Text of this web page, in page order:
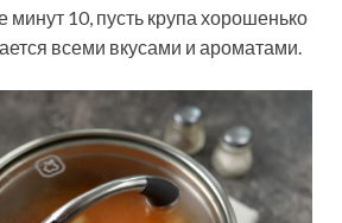
минут 10, пусть крупа хорошенько
всеми вкусами и ароматами.